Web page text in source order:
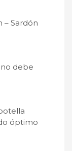
– Sardón
debe
óptimo